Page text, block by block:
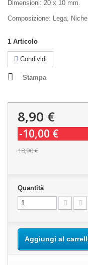
Dimensioni: 20 x 10 mm.
Composizione: Lega,
1 Articolo
Condividi
Stampa
8,90 €
-10,00 €
18,90 €
Quantità
Aggiungi al